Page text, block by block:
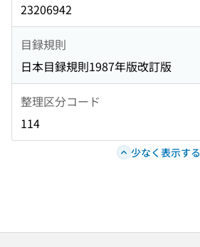
23206942
目録規則
日本目録規則1987年版改訂版
整理区分コード
114
少なく表示する